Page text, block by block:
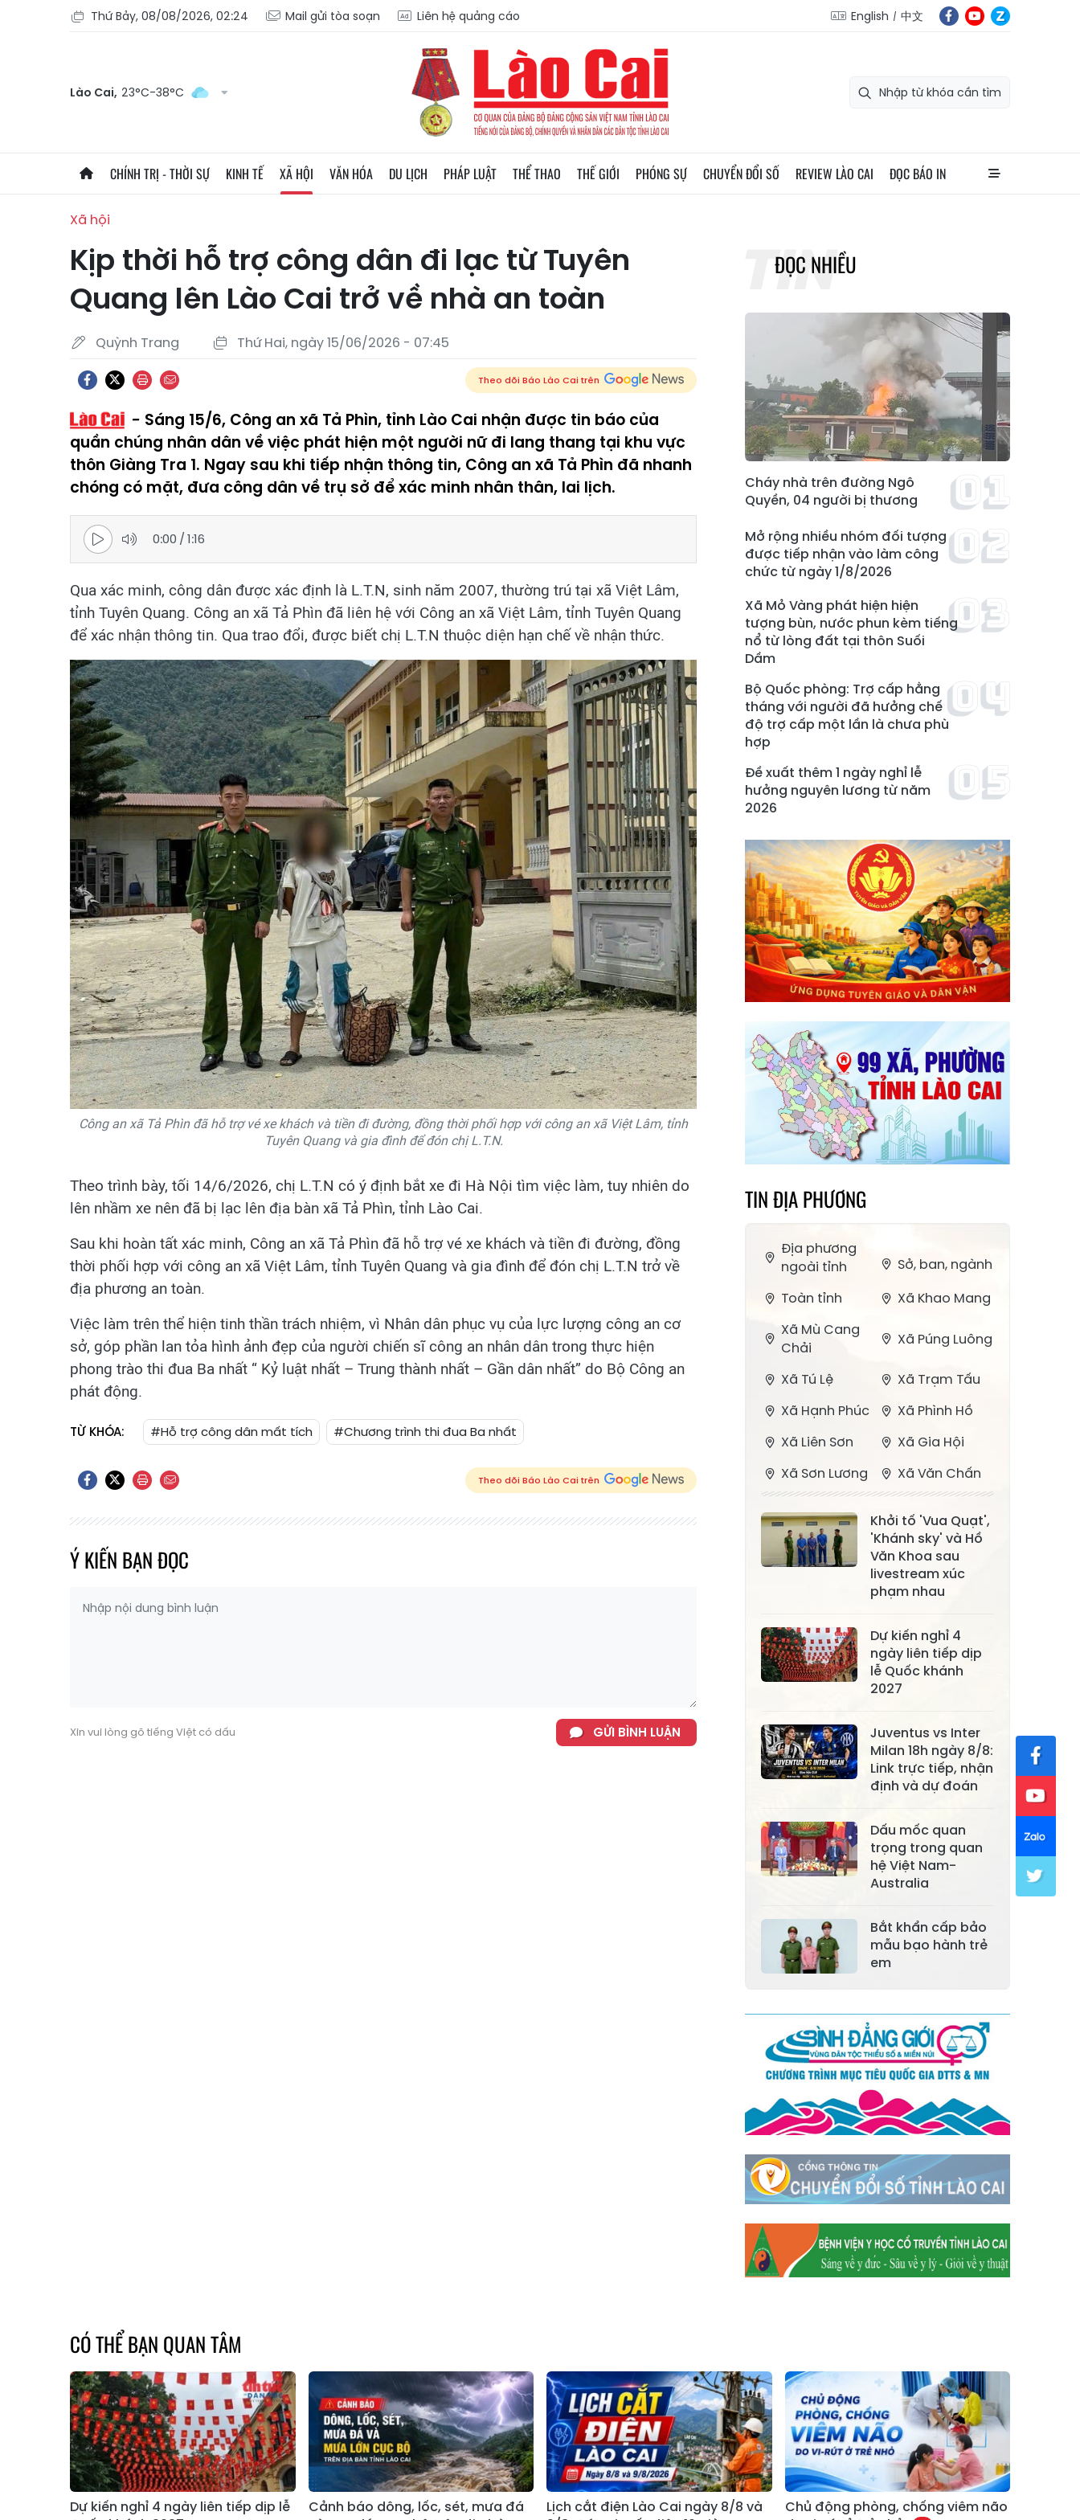
Thứ Bảy, 08/08/2026, 02:24 Mail gửi tòa soạn Liên hệ quảng cáo English 中文
Lào Cai, 23°C-38°C
CHÍNH TRỊ - THỜI SỰ KINH TẾ XÃ HỘI VĂN HÓA DU LỊCH PHÁP LUẬT THỂ THAO THẾ GIỚI PHÓNG SỰ CHUYỂN ĐỔI SỐ REVIEW LÀO CAI ĐỌC BÁO IN
Xã hội
Kịp thời hỗ trợ công dân đi lạc từ Tuyên
Quang lên Lào Cai trở về nhà an toàn
Quỳnh Trang Thứ Hai, ngày 15/06/2026 - 07:45
Theo dõi Báo Lào Cai trên
Sáng 15/6, Công an xã Tả Phìn, tỉnh Lào Cai nhận được tin báo của
quần chúng nhân dân về việc phát hiện một người nữ đi lang thang tại khu vực
thôn Giàng Tra 1. Ngay sau khi tiếp nhận thông tin, Công an xã Tả Phìn đã nhanh
chóng có mặt, đưa công dân về trụ sở để xác minh nhân thân, lai lịch.
0:00 /1:16
Qua xác minh, công dân được xác định là L.T.N, sinh năm 2007, thường trú tại xã Việt Lâm,
tỉnh Tuyên Quang. Công an xã Tả Phìn đã liên hệ với Công an xã Việt Lâm, tỉnh Tuyên Quang
để xác nhận thông tin. Qua trao đổi, được biết chị L.T.N thuộc diện hạn chế về nhận thức.
Công an xã Tả Phìn đã hỗ trợ vé xe khách và tiền đi đường, đồng thời phối hợp với công an xã Việt Lâm, tỉnh
Tuyên Quang và gia đình để đón chị L.T.N.
Theo trình bày, tối 14/6/2026, chị L.T.N có ý định bắt xe đi Hà Nội tìm việc làm, tuy nhiên do
lên nhầm xe nên đã bị lạc lên địa bàn xã Tả Phìn, tỉnh Lào Cai.
Sau khi hoàn tất xác minh, Công an xã Tả Phìn đã hỗ trợ vé xe khách và tiền đi đường, đồng
thời phối hợp với công an xã Việt Lâm, tỉnh Tuyên Quang và gia đình để đón chị L.T.N trở về
địa phương an toàn.
Việc làm trên thể hiện tinh thần trách nhiệm, vì Nhân dân phục vụ của lực lượng công an cơ
sở, góp phần lan tỏa hình ảnh đẹp của người chiến sĩ công an nhân dân trong thực hiện
phong trào thi đua Ba nhất “ Kỷ luật nhất – Trung thành nhất – Gần dân nhất” do Bộ Công an
phát động.
TỪ KHÓA: #Hỗ trợ công dân mất tích #Chương trình thi đua Ba nhất
Theo dõi Báo Lào Cai trên
Ý KIẾN BẠN ĐỌC
Xin vui lòng gõ tiếng Việt có dấu GỬI BÌNH LUẬN
ĐỌC NHIỀU
Cháy nhà trên đường Ngô
Quyền, 04 người bị thương
Mở rộng nhiều nhóm đối tượng
được tiếp nhận vào làm công
chức từ ngày 1/8/2026
Xã Mỏ Vàng phát hiện hiện
tượng bùn, nước phun kèm tiếng
nổ từ lòng đất tại thôn Suối
Dầm
Bộ Quốc phòng: Trợ cấp hằng
tháng với người đã hưởng chế
độ trợ cấp một lần là chưa phù
hợp
Đề xuất thêm 1 ngày nghỉ lễ
hưởng nguyên lương từ năm
2026
TIN ĐỊA PHƯƠNG
Địa phương
ngoài tỉnh
Sở, ban, ngành
Toàn tỉnh
Xã Khao Mang
Xã Mù Cang
Chải
Xã Púng Luông
Xã Tú Lệ
Xã Trạm Tấu
Xã Hạnh Phúc
Xã Phình Hồ
Xã Liên Sơn
Xã Gia Hội
Xã Sơn Lương
Xã Văn Chấn
Bằng La
Xã Chấn Thịnh
Xã Nghĩa Tâm
Xã Phong Dụ
Hạ
Xã Đông
Cuông
Xã Tân Hợp
Xã Mậu A Xã Xuân Ái
Xã Mỏ Vàng
Thượng
Xã Lục Yên
Xã Tân Lĩnh
Xã Phúc Lợi
Xã Mường Lai
Xã Cảm Nhân
Xã Yên Thành
Xã Thác Bà
Xã Bảo Ái
Xã Trấn Yên
Xã Hưng
Khánh
Xã Lương
Xã Quy Mông
Xã Cốc San
Xã Hợp Thành
Xã Phong Hải
Xã Xuân
Quang
Xã Bảo Thắng
Xã Tằng Loỏng
Xã Gia Phú
Xã Mường
Hum
Xã Dền Sáng
Xã Trịnh Tường
Xã Nậm Chày
Xã Bản Xèo
Xã Bát Xát
Xã Chiềng Ken
Xã Minh Lương
Xã Nậm Chảy
Xã Bảo Yên
Xã Nghĩa Đô
Xã Thượng Hà
Xã Xuân Hòa
Xã Phúc Khánh
Xã Bảo Hà
Xã Mường Bo
Khởi tố 'Vua Quạt',
'Khánh sky' và Hồ
Văn Khoa sau
livestream xúc
phạm nhau
Dự kiến nghỉ 4
ngày liên tiếp dịp
lễ Quốc khánh
2027
Juventus vs Inter
Milan 18h ngày 8/8:
Link trực tiếp, nhận
định và dự đoán
Dấu mốc quan
trọng trong quan
hệ Việt Nam-
Australia
Bắt khẩn cấp bảo
mẫu bạo hành trẻ
em
CÓ THỂ BẠN QUAN TÂM
Dự kiến nghỉ 4 ngày liên tiếp dịp lễ
Cảnh báo dông, lốc, sét, mưa đá
Lịch cắt điện Lào Cai ngày 8/8 và
Chủ động phòng, chống viêm não